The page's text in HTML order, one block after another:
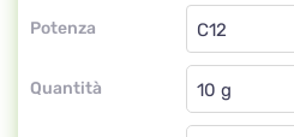
Potenza
Globuli
C12
Quantità
Globuli